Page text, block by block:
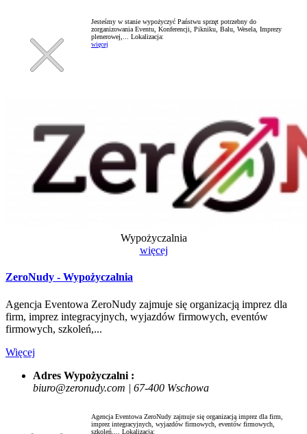
Jesteśmy w stanie wypożyczyć Państwu sprzęt potrzebny do
zorganizowania Eventu, Konferencji, Pikniku, Balu, Wesela, Imprezy
plenerowej,... Lokalizacja:
więcej
Wypożyczalnia
więcej
ZeroNudy - Wypożyczalnia
Agencja Eventowa ZeroNudy zajmuje się organizacją imprez dla
firm, imprez integracyjnych, wyjazdów firmowych, eventów
firmowych, szkoleń,...
Więcej
Adres Wypożyczalni :
biuro@zeronudy.com | 67-400 Wschowa
Agencja Eventowa ZeroNudy zajmuje się organizacją imprez dla firm,
imprez integracyjnych, wyjazdów firmowych, eventów firmowych,
szkoleń,... Lokalizacja: